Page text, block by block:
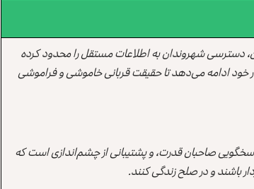
دسترسی شهروندان به اطلاعات مستقل را محدود کرده
خود ادامه می‌دهد تا حقیقت قربانی خاموشی و فراموشی
صاحبان قدرت، و پشتیبانی از چشم‌اندازی است که
باشند و در صلح زندگی کنند.